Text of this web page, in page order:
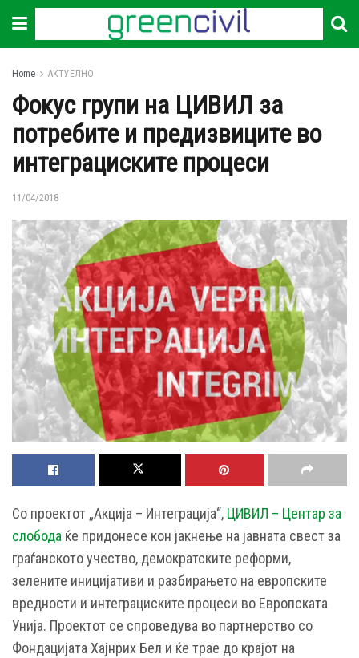
Home АКТУЕЛНО
Фокус групи на ЦИВИЛ за
потребите и предизвиците во
интеграциските процеси
11/04/2018
Со проектот „Акција – Интеграција“, ЦИВИЛ – Центар за
слобода ќе придонесе кон јакнење на јавната свест за
граѓанското учество, демократските реформи,
зелените иницијативи и разбирањето на европските
вредности и интеграциските процеси во Европската
Унија. Проектот се спроведува во партнерство со
Фондацијата Хајнрих Бел и ќе трае до крајот на